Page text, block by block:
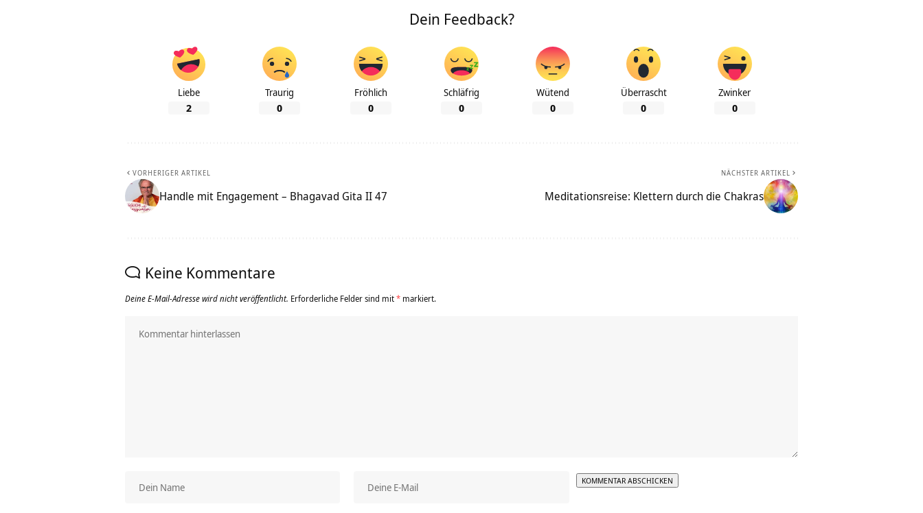
Dein Feedback?
Liebe
2
Traurig
0
Fröhlich
0
Schläfrig
0
Wütend
0
Überrascht
0
Zwinker
0
VORHERIGER ARTIKEL
Handle mit Engagement – Bhagavad Gita II 47
NÄCHSTER ARTIKEL
Meditationsreise: Klettern durch die Chakras
Keine Kommentare
Deine E-Mail-Adresse wird nicht veröffentlicht. Erforderliche Felder sind mit* markiert.